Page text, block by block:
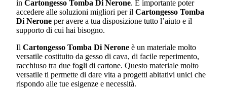
in Cartongesso Tomba Di Nerone. È importante poter
accedere alle soluzioni migliori per il Cartongesso Tomba
Di Nerone per avere a tua disposizione tutto l’aiuto e il
supporto di cui hai bisogno.
Il Cartongesso Tomba Di Nerone è un materiale molto
versatile costituito da gesso di cava, di facile reperimento,
racchiuso tra due fogli di cartone. Questo materiale molto
versatile ti permette di dare vita a progetti abitativi unici che
rispondo alle tue esigenze e necessità.